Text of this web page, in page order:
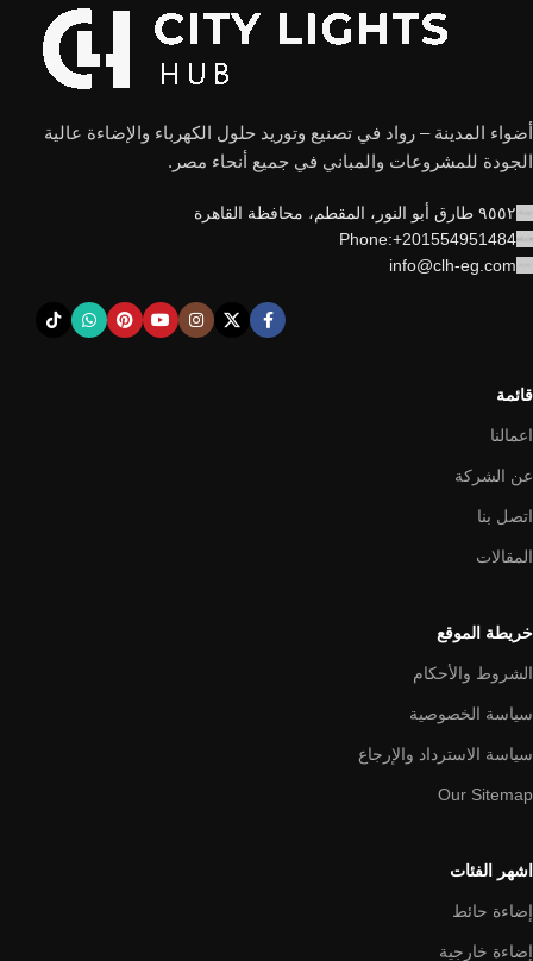
أضواء المدينة – رواد في تصنيع وتوريد حلول الكهرباء والإضاءة عالية
الجودة للمشروعات والمباني في جميع أنحاء مصر.
٩٥٥٢ طارق أبو النور، المقطم، محافظة القاهرة
Phone:+201554951484
info@clh-eg.com
قائمة
اعمالنا
عن الشركة
اتصل بنا
المقالات
خريطة الموقع
الشروط والأحكام
سياسة الخصوصية
سياسة الاسترداد والإرجاع
Our Sitemap
اشهر الفئات
إضاءة حائط
إضاءة خارجية